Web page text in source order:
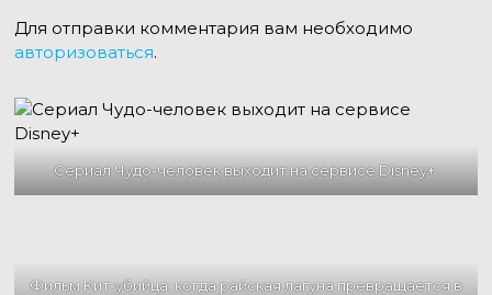
Для отправки комментария вам необходимо
авторизоваться.
Сериал Чудо-человек выходит на сервисе Disney+.
Фильм Кит-убийца: когда райская лагуна превращается в